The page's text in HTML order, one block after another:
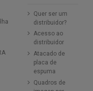
Quer ser um
distribuidor?
Acesso ao
distribuidor
Atacado de
placa de
espuma
Quadros de